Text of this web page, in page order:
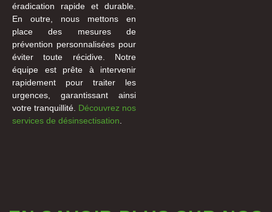
éradication rapide et durable.
En outre, nous mettons en
place des mesures de
prévention personnalisées pour
éviter toute récidive. Notre
équipe est prête à intervenir
rapidement pour traiter les
urgences, garantissant ainsi
votre tranquillité. Découvrez nos
services de désinsectisation